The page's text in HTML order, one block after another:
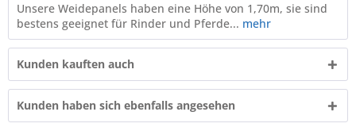
Unsere Weidepanels haben eine Höhe von 1,70m, sie sind
bestens geeignet für Rinder und Pferde... mehr
Kunden kauften auch
Kunden haben sich ebenfalls angesehen